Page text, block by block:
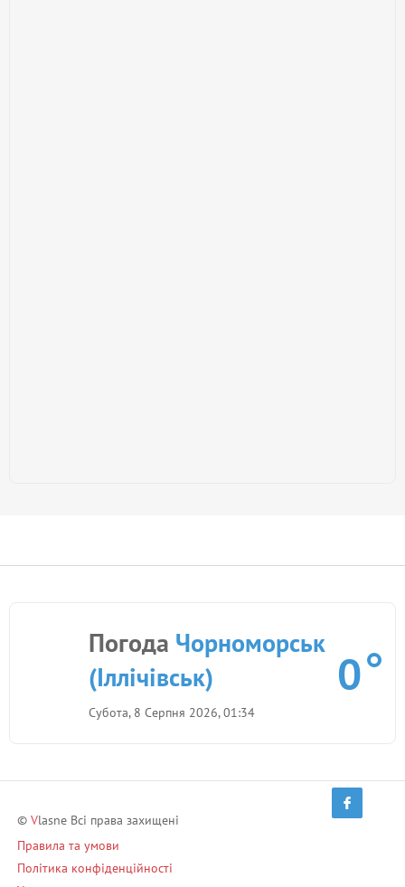
Погода Чорноморськ
(Іллічівськ)
Субота, 8 Серпня 2026, 01:34
0
© Vlasne Всі права захищені
Правила та умови
Політика конфіденційності